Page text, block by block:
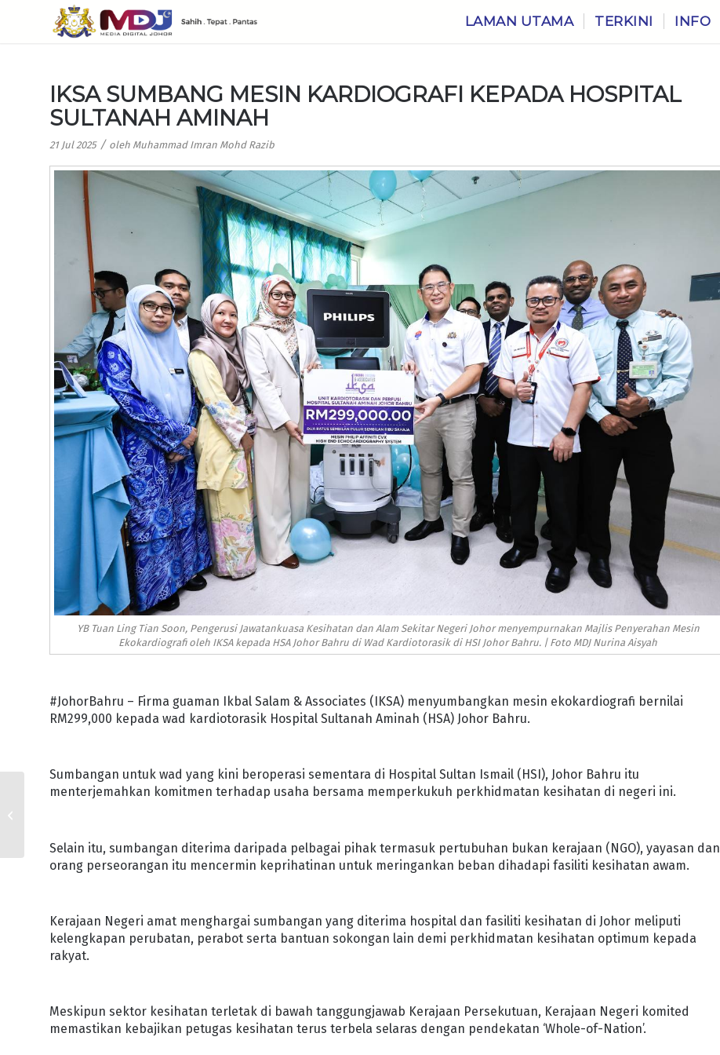
LAMAN UTAMA TERKINI INFO
IKSA SUMBANG MESIN KARDIOGRAFI KEPADA HOSPITAL
SULTANAH AMINAH
21 Jul 2025 / oleh Muhammad Imran Mohd Razib
YB Tuan Ling Tian Soon, Pengerusi Jawatankuasa Kesihatan dan Alam Sekitar Negeri Johor menyempurnakan Majlis Penyerahan Mesin
Ekokardiografi oleh IKSA kepada HSA Johor Bahru di Wad Kardiotorasik di HSI Johor Bahru. | Foto MDJ Nurina Aisyah
#JohorBahru – Firma guaman Ikbal Salam & Associates (IKSA) menyumbangkan mesin ekokardiografi bernilai
RM299,000 kepada wad kardiotorasik Hospital Sultanah Aminah (HSA) Johor Bahru.
Sumbangan untuk wad yang kini beroperasi sementara di Hospital Sultan Ismail (HSI), Johor Bahru itu
menterjemahkan komitmen terhadap usaha bersama memperkukuh perkhidmatan kesihatan di negeri ini.
Selain itu, sumbangan diterima daripada pelbagai pihak termasuk pertubuhan bukan kerajaan (NGO), yayasan dan
orang perseorangan itu mencermin keprihatinan untuk meringankan beban dihadapi fasiliti kesihatan awam.
Kerajaan Negeri amat menghargai sumbangan yang diterima hospital dan fasiliti kesihatan di Johor meliputi
kelengkapan perubatan, perabot serta bantuan sokongan lain demi perkhidmatan kesihatan optimum kepada
rakyat.
Meskipun sektor kesihatan terletak di bawah tanggungjawab Kerajaan Persekutuan, Kerajaan Negeri komited
memastikan kebajikan petugas kesihatan terus terbela selaras dengan pendekatan ‘Whole-of-Nation’.
SUKARELAWAN SV
KESIHATAN